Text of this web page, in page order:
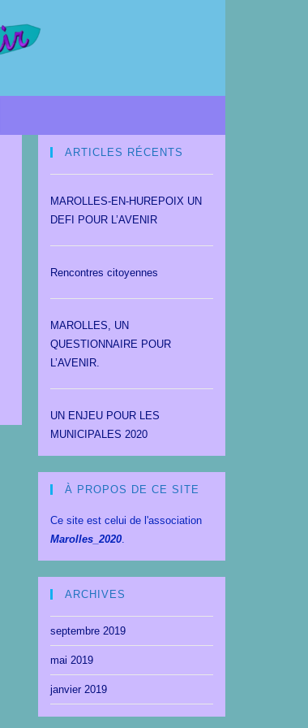
ARTICLES RÉCENTS
MAROLLES-EN-HUREPOIX UN
DEFI POUR L’AVENIR
Rencontres citoyennes
MAROLLES, UN
QUESTIONNAIRE POUR
L’AVENIR.
UN ENJEU POUR LES
MUNICIPALES 2020
À PROPOS DE CE SITE
Ce site est celui de l'association
Marolles_2020.
ARCHIVES
septembre 2019
mai 2019
janvier 2019